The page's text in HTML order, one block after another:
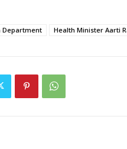
Department Health Minister Aarti